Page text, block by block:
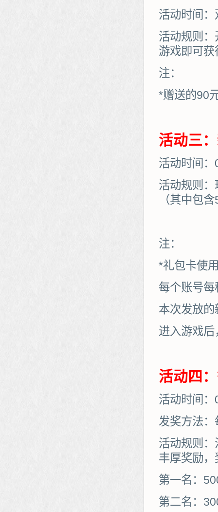
活动时间
活动规则
游戏即可
注：
*赠送的90
活动三
活动时间
活动规则
（其中包
注：
*礼包卡使
每个账号
本次发放
进入游戏后
活动四
活动时间
发奖方法：
活动规则
丰厚奖励
第一名：
第二名：